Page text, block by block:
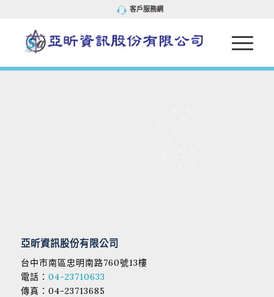
客戶服務網
亞昕資訊股份有限公司
台中市南區忠明南路760號13樓
電話： 04-23710633
傳真：04-23713685